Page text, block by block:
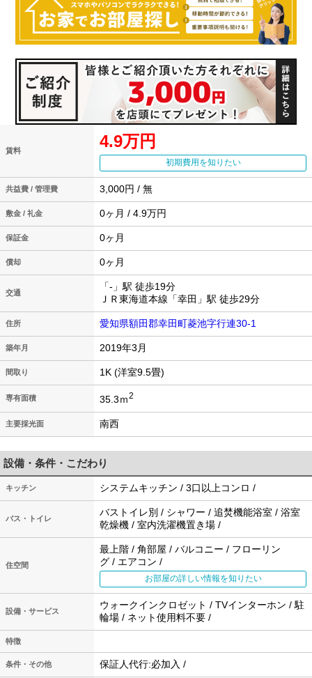
賃料 4.9万円
初期費用を知りたい
共益費 / 管理費 3,000円 / 無
敷金 / 礼金 0ヶ月 / 4.9万円
保証金 0ヶ月
償却 0ヶ月
交通
「-」駅 徒歩19分
ＪＲ東海道本線「幸田」駅 徒歩29分
住所 愛知県額田郡幸田町菱池字行連30-1
築年月 2019年3月
間取り 1K (洋室9.5畳)
専有面積 35.3ｍ2
主要採光面 南西
設備・条件・こだわり
キッチン システムキッチン / 3口以上コンロ /
バス・トイレ
バストイレ別 / シャワー / 追焚機能浴室 / 浴室
乾燥機 / 室内洗濯機置き場 /
住空間
最上階 / 角部屋 / バルコニー / フローリン
グ / エアコン /
お部屋の詳しい情報を知りたい
設備・サービス
ウォークインクロゼット / TVインターホン / 駐
輪場 / ネット使用料不要 /
特徴
条件・その他 保証人代行:必加入 /